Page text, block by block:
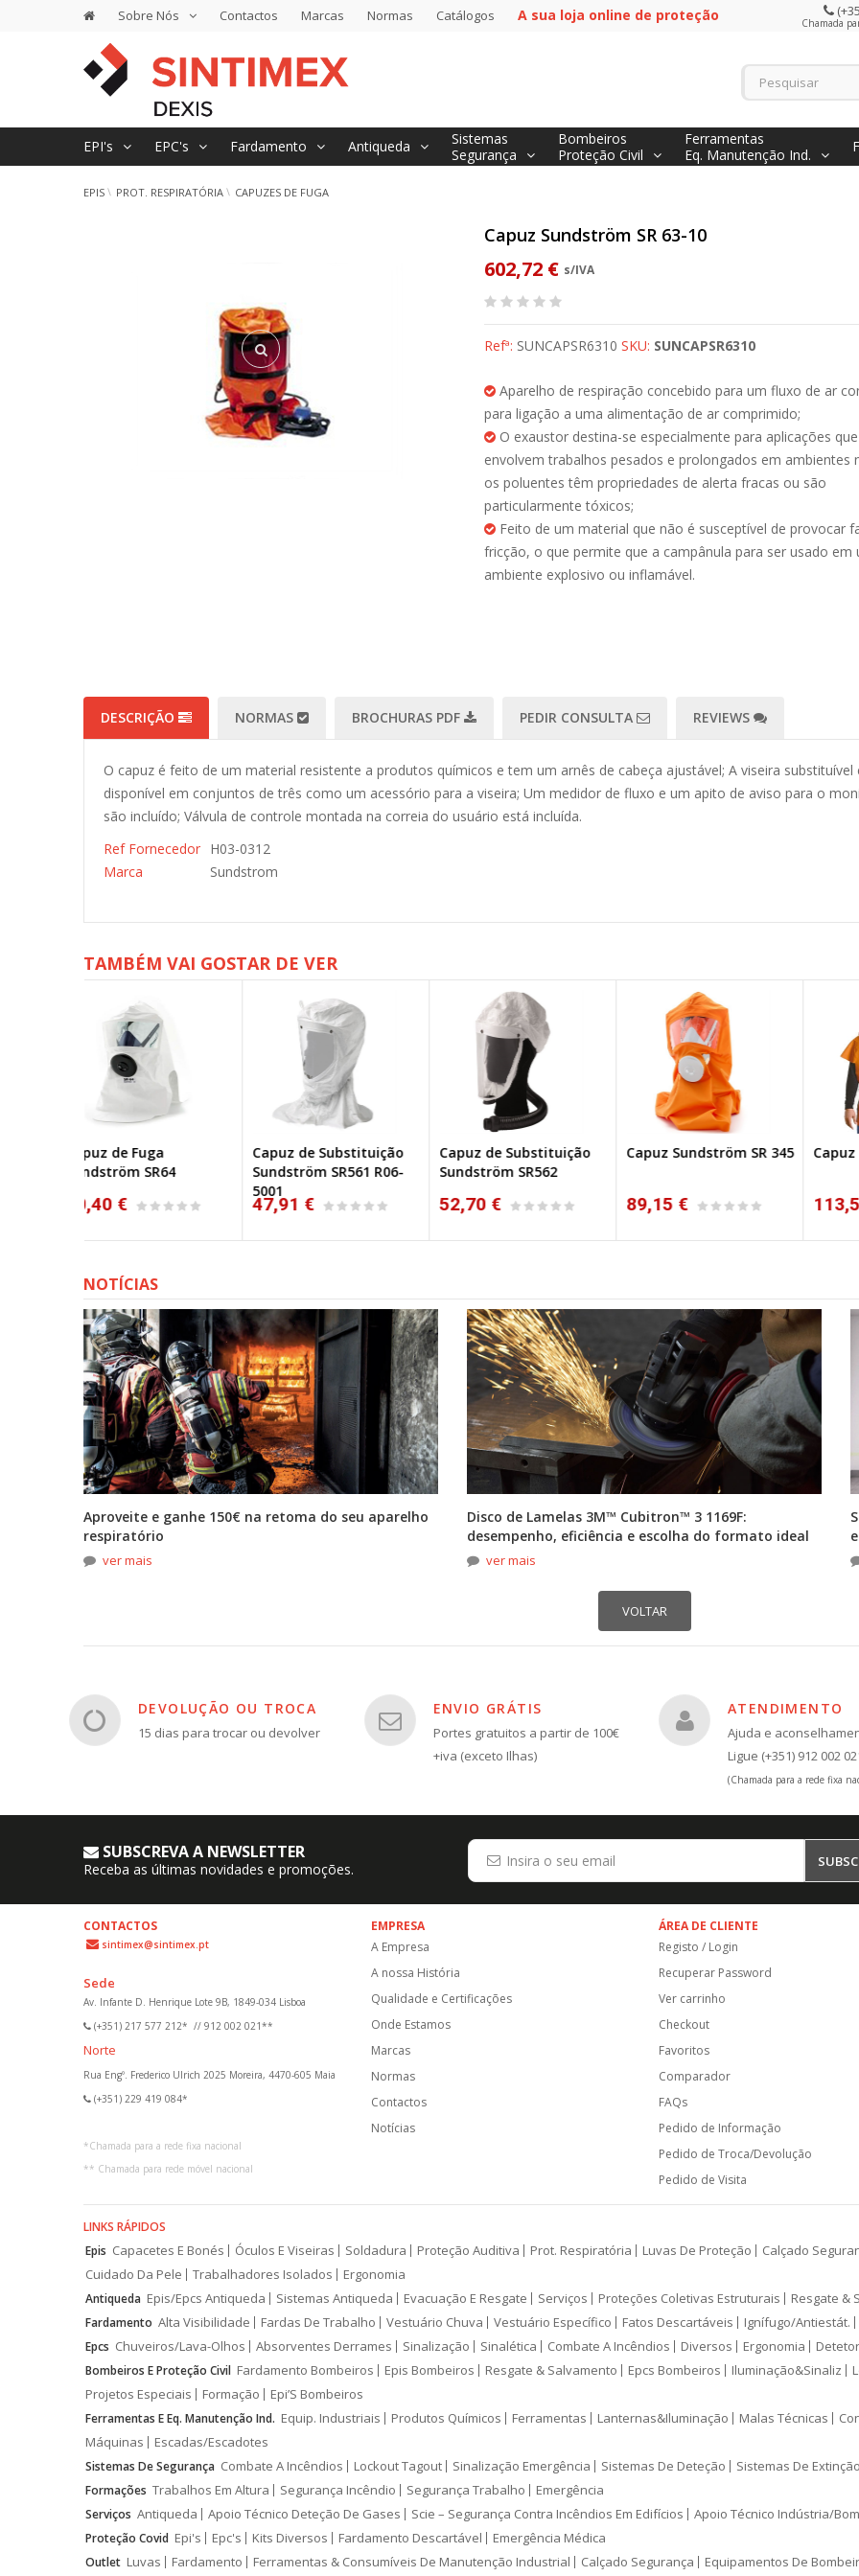
Sobre Nós Contactos Marcas Normas Catálogos A sua loja online de proteção Chamada
EPI's EPC's Fardamento Antiqueda
Sistemas
Segurança
Bombeiros
Proteção Civil
Ferramentas
Eq. Manutenção Ind.
EPIS PROT. RESPIRATÓRIA CAPUZES DE FUGA
Capuz Sundström SR 63-10
602,72 € s/IVA
Refª: SUNCAPSR6310 SKU: SUNCAPSR6310
Aparelho de respiração concebido para um fluxo de ar
para ligação a uma alimentação de ar comprimido;
O exaustor destina-se especialmente para aplicações que
envolvem trabalhos pesados e prolongados em ambientes
os poluentes têm propriedades de alerta fracas ou são
particularmente tóxicos;
Feito de um material que não é susceptível de provocar
fricção, o que permite que a campânula para ser usado em
ambiente explosivo ou inflamável.
DESCRIÇÃO NORMAS BROCHURAS PDF PEDIR CONSULTA REVIEWS
O capuz é feito de um material resistente a produtos químicos e tem um arnês de cabeça ajustável; A viseira
disponível em conjuntos de três como um acessório para a viseira; Um medidor de fluxo e um apito de aviso para o
são incluído; Válvula de controle montada na correia do usuário está incluída.
Ref Fornecedor H03-0312
Marca
Sundstrom
TAMBÉM VAI GOSTAR DE VER
Capuz de Substituição
Sundström SR561 R06-
47,91 €
Capuz de Substituição
Sundström SR562
52,70 €
Capuz Sundström SR 345
89,15 €
Capuz Sundström SR 346
113,55 €
NOTÍCIAS
Aproveite e ganhe 150€ na retoma do seu aparelho
respiratório
ver mais
Disco de Lamelas 3M™ Cubitron™ 3 1169F:
desempenho, eficiência e escolha do formato ideal
ver mais
DEVOLUÇÃO OU TROCA
15 dias para trocar ou devolver
ENVIO GRÁTIS
Portes gratuitos a partir de 100€
+iva (exceto Ilhas)
ATENDIMENTO
Ajuda e
Ligue (+351) 912 002
(Chamada para a rede fixa
SUBSCREVA A NEWSLETTER
Receba as últimas novidades e promoções.
CONTACTOS
sintimex@sintimex.pt
Sede
Av. Infante D. Henrique Lote 9B, 1849-034 Lisboa
(+351) 217 577 212* // 912 002 021**
Norte
Rua Engº. Frederico Ulrich 2025 Moreira, 4470-605 Maia
(+351) 229 419 084*
*Chamada para a rede fixa nacional
** Chamada para rede móvel nacional
EMPRESA
A Empresa
A nossa História
Qualidade e Certificações
Onde Estamos
Marcas
Normas
Contactos
Notícias
ÁREA DE CLIENTE
Registo / Login
Recuperar Password
Ver carrinho
Checkout
Favoritos
Comparador
FAQs
Pedido de Informação
Pedido de Troca/Devolução
Pedido de Visita
LINKS RÁPIDOS
Epis Capacetes E Bonés Óculos E Viseiras Soldadura Proteção Auditiva Prot. Respiratória Luvas De Proteção Calçado
Cuidado Da Pele
Trabalhadores Isolados Ergonomia
Antiqueda Epis/Epcs Antiqueda Sistemas Antiqueda Evacuação E Resgate Serviços Proteções Coletivas Estruturais Resgate &
Fardamento Alta Visibilidade Fardas De Trabalho Vestuário Chuva Vestuário Específico Fatos Descartáveis Ignífugo/Antiestát.
Epcs Chuveiros/Lava-Olhos Absorventes Derrames Sinalização Sinalética Combate A Incêndios Diversos Ergonomia
Bombeiros E Proteção Civil Fardamento Bombeiros Epis Bombeiros Resgate & Salvamento Epcs Bombeiros Iluminação&Sinaliz
Projetos Especiais
Formação Epi’S Bombeiros
Ferramentas E Eq. Manutenção Ind. Equip. Industriais Produtos Químicos Ferramentas Lanternas&Iluminação Malas Técnicas
Máquinas
Escadas/Escadotes
Sistemas De Segurança Combate A Incêndios Lockout Tagout Sinalização Emergência Sistemas De Deteção Sistemas De Extinção
Formações Trabalhos Em Altura Segurança Incêndio Segurança Trabalho Emergência
Serviços Antiqueda Apoio Técnico Deteção De Gases Scie – Segurança Contra Incêndios Em Edifícios Apoio Técnico Indústria/
Proteção Covid Epi's Epc's Kits Diversos Fardamento Descartável Emergência Médica
Outlet Luvas Fardamento Ferramentas & Consumíveis De Manutenção Industrial Calçado Segurança Equipamentos De